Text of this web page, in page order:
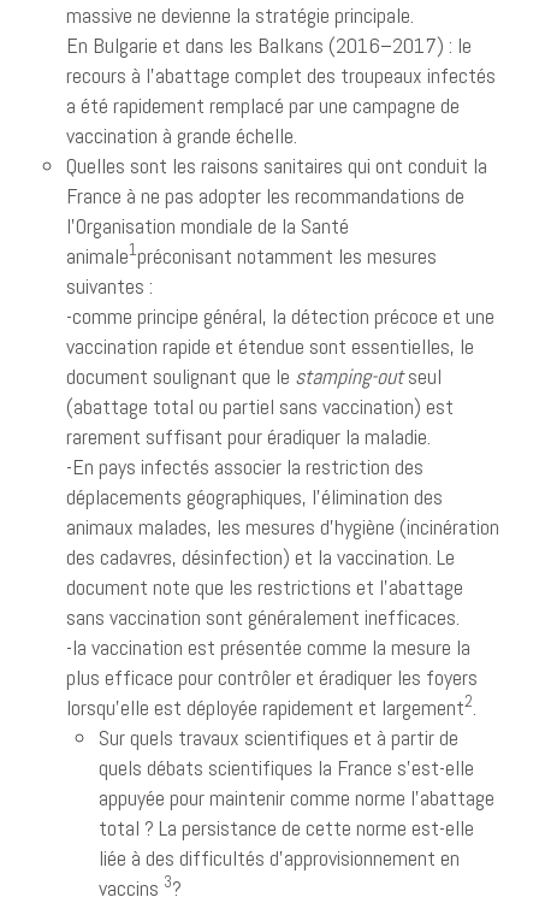
massive ne devienne la stratégie principale.
En Bulgarie et dans les Balkans (2016–2017) : le
recours à l’abattage complet des troupeaux infectés
a été rapidement remplacé par une campagne de
vaccination à grande échelle.
Quelles sont les raisons sanitaires qui ont conduit la
France à ne pas adopter les recommandations de
l’Organisation mondiale de la Santé
animale1préconisant notamment les mesures
suivantes :
-comme principe général, la détection précoce et une
vaccination rapide et étendue sont essentielles, le
document soulignant que le stamping-outseul
(abattage total ou partiel sans vaccination) est
rarement suffisant pour éradiquer la maladie.
-En pays infectés associer la restriction des
déplacements géographiques, l’élimination des
animaux malades, les mesures d’hygiène (incinération
des cadavres, désinfection) et la vaccination. Le
document note que les restrictions et l’abattage
sans vaccination sont généralement inefficaces.
-la vaccination est présentée comme la mesure la
plus efficace pour contrôler et éradiquer les foyers
lorsqu’elle est déployée rapidement et largement2
Sur quels travaux scientifiques et à partir de
quels débats scientifiques la France s’est-elle
appuyée pour maintenir comme norme l’abattage
total ? La persistance de cette norme est-elle
liée à des difficultés d’approvisionnement en
vaccins 3?